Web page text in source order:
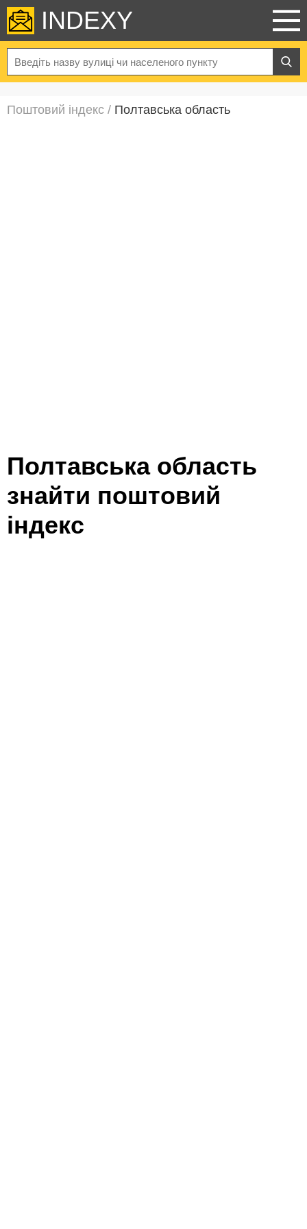
INDEXY
Поштовий індекс / Полтавська область
Полтавська область
знайти поштовий
індекс